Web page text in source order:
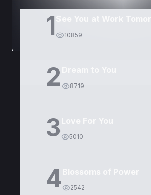
1 10859
2 8719
3 5010
4 2542